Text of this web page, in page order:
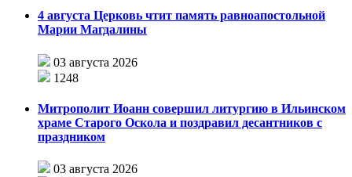
4 августа Церковь чтит память равноапостольной
Марии Магдалины
03 августа 2026
1248
Митрополит Иоанн совершил литургию в Ильинском
храме Старого Оскола и поздравил десантников с
праздником
03 августа 2026